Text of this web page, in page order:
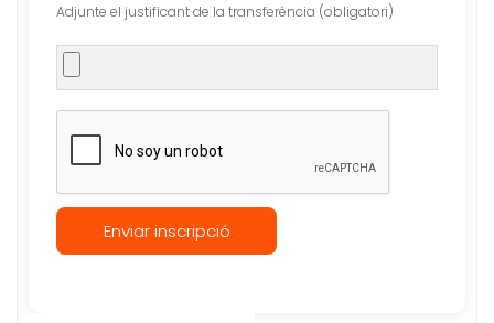
Adjunte el justificant de la transferència (obligatori)